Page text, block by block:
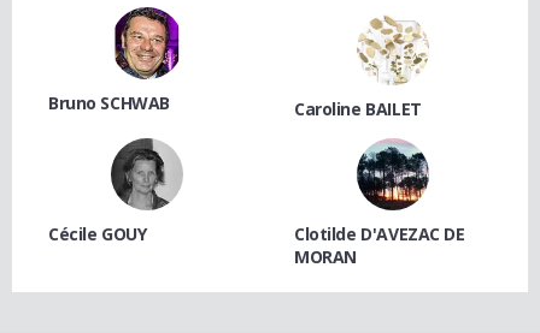
Bruno SCHWAB Caroline BAILET
Cécile GOUY
Clotilde D'AVEZAC DE
MORAN